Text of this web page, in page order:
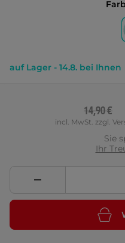
auf Lager - 14.8. bei Ihnen
14,90 €
incl. MwSt. zzgl.
Sie
Ihr